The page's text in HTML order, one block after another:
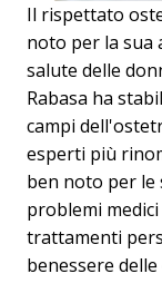
Il rispettato
noto per la sua
salute delle
Rabasa ha
campi
esperti più
ben noto per le
problemi
trattamenti
benessere delle